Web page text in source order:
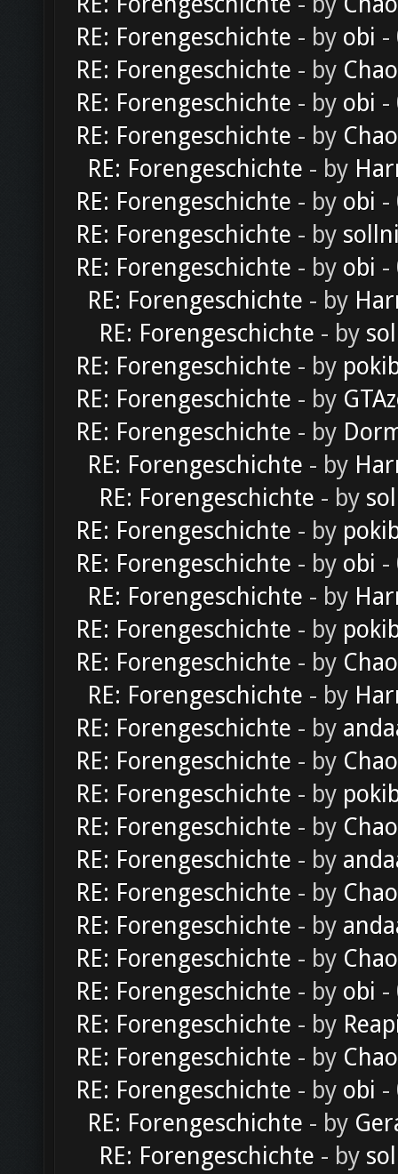
RE: Forengeschichte - by obi -
RE: Forengeschichte - by
RE: Forengeschichte - by obi -
RE: Forengeschichte - by
RE: Forengeschichte - by
RE: Forengeschichte - by obi -
RE: Forengeschichte - by
RE: Forengeschichte - by obi -
RE: Forengeschichte - by
RE: Forengeschichte - by
RE: Forengeschichte - by
RE: Forengeschichte - by
RE: Forengeschichte - by
RE: Forengeschichte - by
RE: Forengeschichte - by
RE: Forengeschichte - by
RE: Forengeschichte - by obi -
RE: Forengeschichte - by
RE: Forengeschichte - by
RE: Forengeschichte - by
RE: Forengeschichte - by
RE: Forengeschichte - by
RE: Forengeschichte - by
RE: Forengeschichte - by
RE: Forengeschichte - by
RE: Forengeschichte - by
RE: Forengeschichte - by
RE: Forengeschichte - by
RE: Forengeschichte - by
RE: Forengeschichte - by obi -
RE: Forengeschichte - by
RE: Forengeschichte - by
RE: Forengeschichte - by obi -
RE: Forengeschichte - by
RE: Forengeschichte - by